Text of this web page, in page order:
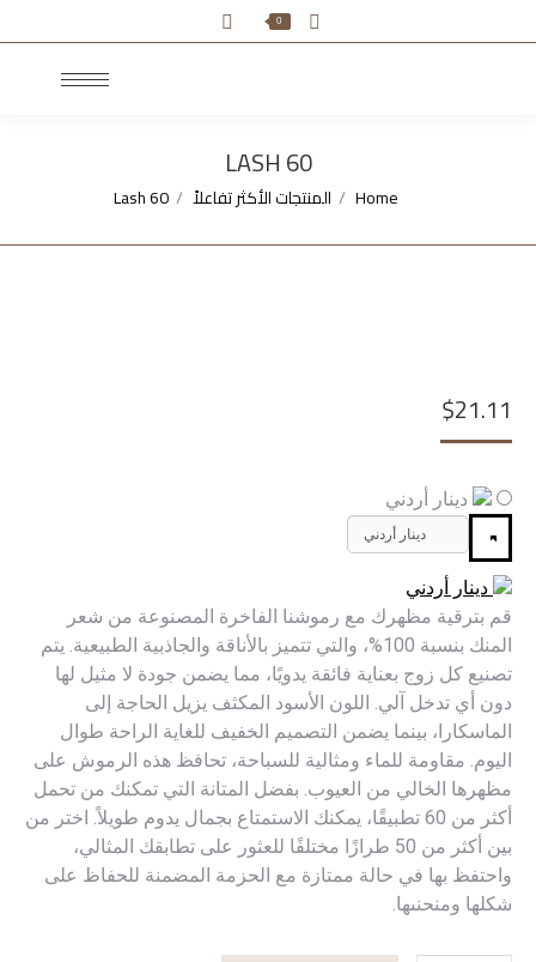
0
Search:
LASH 60
You are here:
Home المنتجات الأكثر تفاعلاً Lash 60
$21.11
دينار أردني
دينار أردني
دينار أردني
قم بترقية مظهرك مع رموشنا الفاخرة المصنوعة من شعر
المنك بنسبة 100%، والتي تتميز بالأناقة والجاذبية الطبيعية. يتم
تصنيع كل زوج بعناية فائقة يدويًا، مما يضمن جودة لا مثيل لها
دون أي تدخل آلي. اللون الأسود المكثف يزيل الحاجة إلى
الماسكارا، بينما يضمن التصميم الخفيف للغاية الراحة طوال
اليوم. مقاومة للماء ومثالية للسباحة، تحافظ هذه الرموش على
مظهرها الخالي من العيوب. بفضل المتانة التي تمكنك من تحمل
أكثر من 60 تطبيقًا، يمكنك الاستمتاع بجمال يدوم طويلاً. اختر من
بين أكثر من 50 طرازًا مختلفًا للعثور على تطابقك المثالي،
واحتفظ بها في حالة ممتازة مع الحزمة المضمنة للحفاظ على
شكلها ومنحنىها.